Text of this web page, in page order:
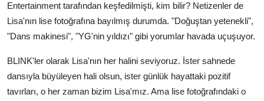
Entertainment tarafından keşfedilmişti, kim bilir? Netizenler de
Lisa'nın lise fotoğrafına bayılmış durumda. "Doğuştan yetenekli",
"Dans makinesi", "YG'nin yıldızı" gibi yorumlar havada uçuşuyor.
BLINK'ler olarak Lisa'nın her halini seviyoruz. İster sahnede
dansıyla büyüleyen hali olsun, ister günlük hayattaki pozitif
tavırları, o her zaman bizim Lisa'mız. Ama lise fotoğrafındaki o